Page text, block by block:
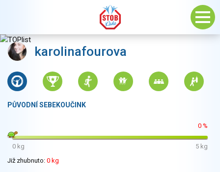
karolinafourova
PŮVODNÍ SEBEKOUČINK
0 %
0 kg
5 kg
Již zhubnuto: 0 kg